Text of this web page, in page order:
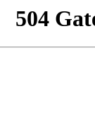
504